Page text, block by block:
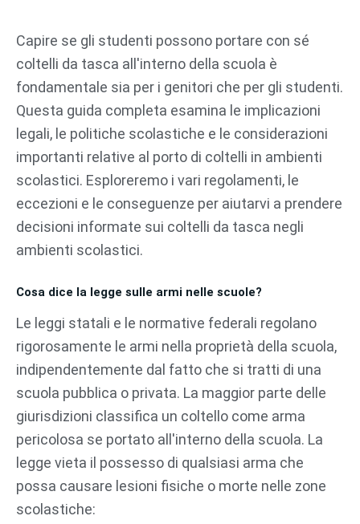
contenuto
Capire se gli studenti possono portare con sé
coltelli da tasca all'interno della scuola è
fondamentale sia per i genitori che per gli studenti.
Questa guida completa esamina le implicazioni
legali, le politiche scolastiche e le considerazioni
importanti relative al porto di coltelli in ambienti
scolastici. Esploreremo i vari regolamenti, le
eccezioni e le conseguenze per aiutarvi a prendere
decisioni informate sui coltelli da tasca negli
ambienti scolastici.
Cosa dice la legge sulle armi nelle scuole?
Le leggi statali e le normative federali regolano
rigorosamente le armi nella proprietà della scuola,
indipendentemente dal fatto che si tratti di una
scuola pubblica o privata. La maggior parte delle
giurisdizioni classifica un coltello come arma
pericolosa se portato all'interno della scuola. La
legge vieta il possesso di qualsiasi arma che
possa causare lesioni fisiche o morte nelle zone
scolastiche: